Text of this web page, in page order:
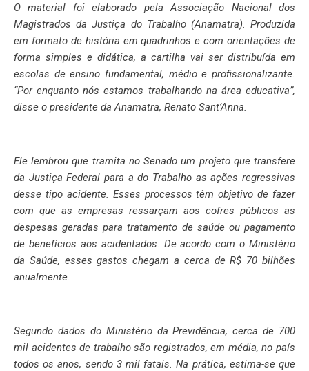
O material foi elaborado pela Associação Nacional dos
Magistrados da Justiça do Trabalho (Anamatra). Produzida
em formato de história em quadrinhos e com orientações de
forma simples e didática, a cartilha vai ser distribuída em
escolas de ensino fundamental, médio e profissionalizante.
“Por enquanto nós estamos trabalhando na área educativa”,
disse o presidente da Anamatra, Renato Sant’Anna.
Ele lembrou que tramita no Senado um projeto que transfere
da Justiça Federal para a do Trabalho as ações regressivas
desse tipo acidente. Esses processos têm objetivo de fazer
com que as empresas ressarçam aos cofres públicos as
despesas geradas para tratamento de saúde ou pagamento
de benefícios aos acidentados. De acordo com o Ministério
da Saúde, esses gastos chegam a cerca de R$ 70 bilhões
anualmente.
Segundo dados do Ministério da Previdência, cerca de 700
mil acidentes de trabalho são registrados, em média, no país
todos os anos, sendo 3 mil fatais. Na prática, estima-se que